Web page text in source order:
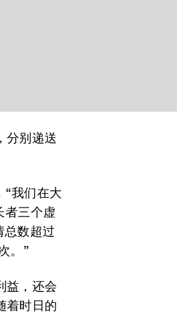
分别递送
“我们在大
者三个虚
总数超过
。”
益，还会
着时日的